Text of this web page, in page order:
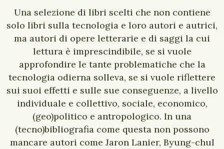
Una selezione di libri scelti che non contiene
solo libri sulla tecnologia e loro autori e autrici,
ma autori di opere letterarie e di saggi la cui
lettura è imprescindibile, se si vuole
approfondire le tante problematiche che la
tecnologia odierna solleva, se si vuole riflettere
sui suoi effetti e sulle sue conseguenze, a livello
individuale e collettivo, sociale, economico,
(geo)politico e antropologico. In una
(tecno)bibliografia come questa non possono
mancare autori come Jaron Lanier, Byung-chul